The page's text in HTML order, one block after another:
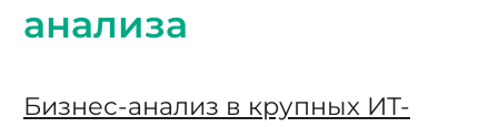
анализа
Бизнес-анализ в крупных ИТ-